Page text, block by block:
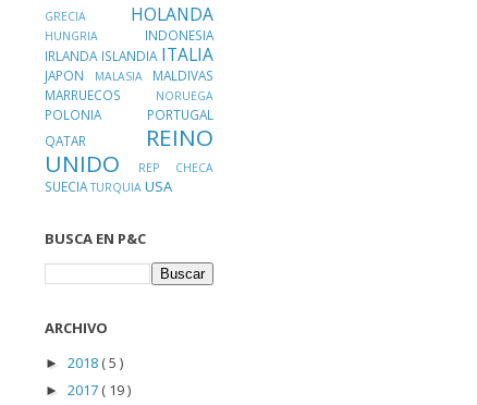
GRECIA HOLANDA
HUNGRIA INDONESIA
IRLANDA ISLANDIA ITALIA
JAPON MALASIA MALDIVAS
MARRUECOS
NORUEGA
POLONIA PORTUGAL
QATAR
REINO
UNIDO
REP CHECA
SUECIATURQUIA USA
BUSCA EN P&C
ARCHIVO
► 2018 ( 5 )
► 2017 ( 19 )